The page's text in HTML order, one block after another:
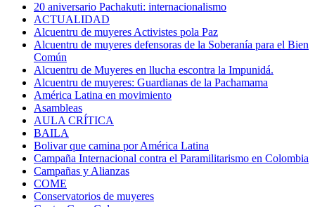
20 aniversario Pachakuti: internacionalismo
ACTUALIDAD
Alcuentru de muyeres Activistes pola Paz
Alcuentru de muyeres defensoras de la Soberanía para el Bien
Común
Alcuentru de Muyeres en llucha escontra la Impunidá.
Alcuentru de muyeres: Guardianas de la Pachamama
América Latina en movimiento
Asambleas
AULA CRÍTICA
BAILA
Bolivar que camina por América Latina
Campaña Internacional contra el Paramilitarismo en Colombia
Campañas y Alianzas
COME
Conservatorios de muyeres